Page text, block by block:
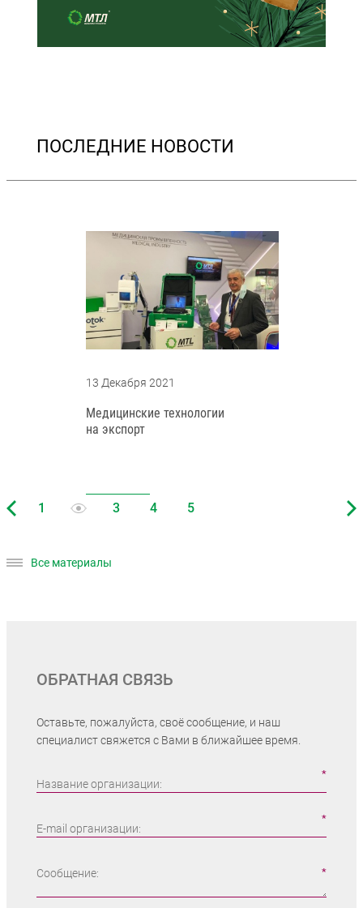
ПОСЛЕДНИЕ НОВОСТИ
13 Декабря 2021
Медицинские технологии
на экспорт
Все материалы
ОБРАТНАЯ СВЯЗЬ
Оставьте, пожалуйста, своё сообщение, и наш
специалист свяжется с Вами в ближайшее время.
Название организации:
E-mail организации:
Сообщение: